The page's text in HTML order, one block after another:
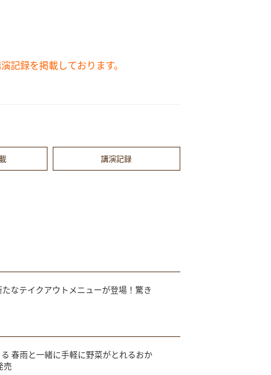
記録を掲載しております。
講演記録
たなテイクアウトメニューが登場！驚き
春雨と一緒に手軽に野菜がとれるおか
売